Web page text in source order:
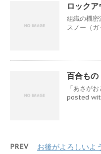
ロックア
組織の機密
スノー（
百合も
「あさが
posted
PREV お後がよろしい